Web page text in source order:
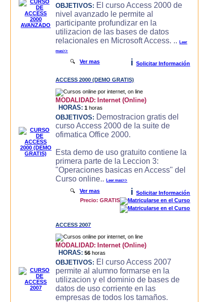
OBJETIVOS: El curso Access 2000 de
nivel avanzado le permite al
participante profundizar en la
utilizacion de las bases de datos
relacionales en Microsoft Access. ..Leer
mas>>
🔍Ver mas i Solicitar Información
ACCESS 2000 (DEMO GRATIS)
MODALIDAD: Internet (Online)
HORAS: 1 horas
OBJETIVOS: Demostracion gratis del
curso Access 2000 de la suite de
ofimatica Office 2000.
Esta demo de uso gratuito contiene la
primera parte de la Leccion 3:
"Operaciones basicas en Access" del
Curso online..Leer mas>>
🔍Ver mas i
Solicitar Información
Precio: GRATIS
ACCESS 2007
MODALIDAD: Internet (Online)
HORAS: 56 horas
OBJETIVOS: El curso Access 2007
permite al alumno formarse en la
utilizacion y el dominio de bases de
datos de uso corriente en las
empresas de todos los tamaños.